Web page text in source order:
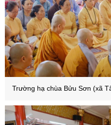
Trường hạ chùa Bửu Sơn (xã